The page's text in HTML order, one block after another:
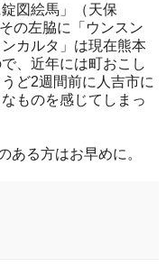
図絵馬」（天保
の左脇に「ウンスン
カルタ」は現在熊本
、近年には町おこし
ど2週間前に人吉市に
ものを感じてしまっ
ある方はお早めに。